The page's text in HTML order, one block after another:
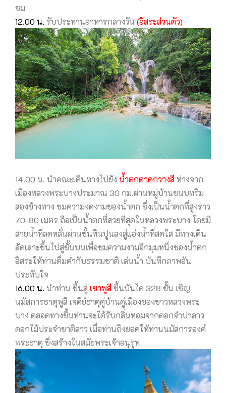
ชม
12.00 น. รับประทานอาหารกลางวัน (อิสระส่วนตัว)
14.00 น. นำคณะเดินทางไปยัง นํ้าตกตาดกวางสีห่างจาก
เมืองหลวงพระบางประมาณ 30 กม.ผ่านหมู่บ้านชนบทริม
สองข้างทาง ชมความงดงามของนํ้าตก ซึ่งเป็นนํ้าตกที่สูงราว
70-80 เมตร ถือเป็นนํ้าตกที่สวยที่สุดในหลวงพระบาง โดยมี
สายนํ้าที่ลดหลั่นผ่านชั้นหินปูนลงสู่แอ่งนํ้าที่สดใส มีทางเดิน
ลัดเลาะขึ้นไปสู่ชั้นบนเพื่อชมความงามอีกมุมหนึ่งของนํ้าตก
อิสระให้ท่านดื่มดํ่ากับธรรมชาติ เล่นนํ้า บันทึกภาพอัน
ประทับใจ
16.00 น. นำท่าน ขึ้นสู่ เขาพูสีขึ้นบันได 328 ขั้น เชิญ
นมัสการธาตุพูสี เจดีย์ธาตุคู่บ้านคู่เมืองของชาวหลวงพระ
บาง ตลอดทางขึ้นท่านจะได้รับกลิ่นหอมจากดอกจำปาลาว
ดอกไม้ประจำชาติลาว เมื่อท่านถึงยอดให้ท่านนมัสการองค์
พระธาตุ ซึ่งสร้างในสมัยพระเจ้าอนุรุท